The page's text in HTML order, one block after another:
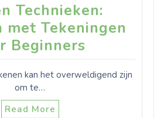
Technieken:
met Tekeningen
Beginners
kan het overweldigend zijn
om te…
Read More